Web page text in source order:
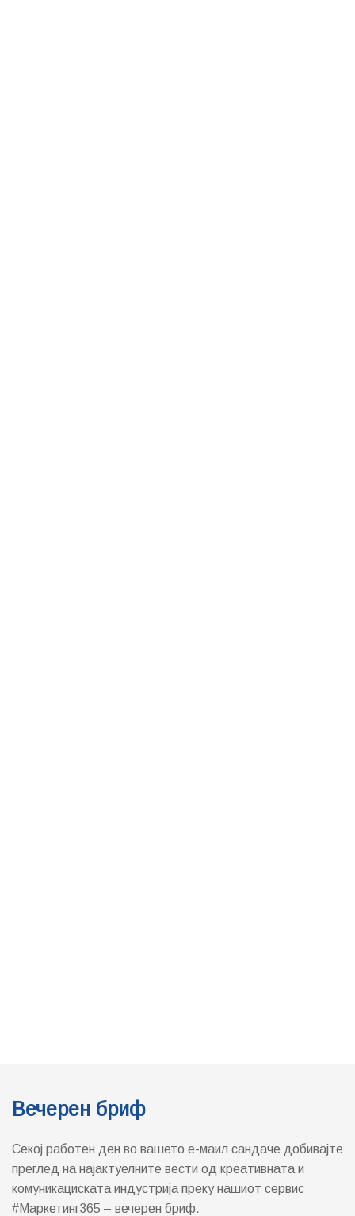
Вечерен бриф
Секој работен ден во вашето е-маил сандаче добивајте
преглед на најактуелните вести од креативната и
комуникациската индустрија преку нашиот сервис
#Маркетинг365 – вечерен бриф.